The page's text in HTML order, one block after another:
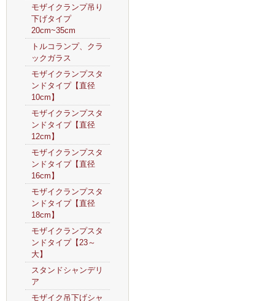
モザイクランプ吊り
下げタイプ
20cm~35cm
トルコランプ、クラ
ックガラス
モザイクランプスタ
ンドタイプ【直径
10cm】
モザイクランプスタ
ンドタイプ【直径
12cm】
モザイクランプスタ
ンドタイプ【直径
16cm】
モザイクランプスタ
ンドタイプ【直径
18cm】
モザイクランプスタ
ンドタイプ【23～
大】
スタンドシャンデリ
ア
モザイク吊下げシャ